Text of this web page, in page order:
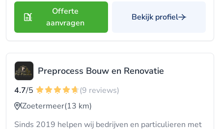
Offerte
aanvragen
Bekijk profiel
Preprocess Bouw en Renovatie
4.7/5
(9 reviews)
Zoetermeer(13 km)
Sinds 2019 helpen wij bedrijven en particulieren met